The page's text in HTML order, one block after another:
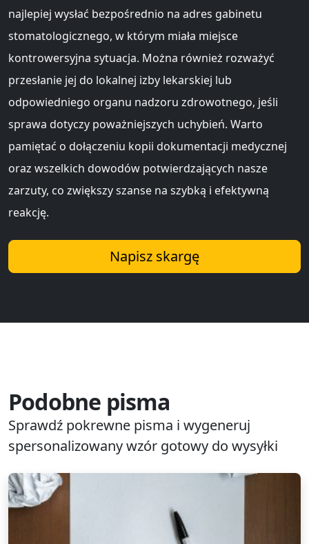
najlepiej wysłać bezpośrednio na adres gabinetu
stomatologicznego, w którym miała miejsce
kontrowersyjna sytuacja. Można również rozważyć
przesłanie jej do lokalnej izby lekarskiej lub
odpowiedniego organu nadzoru zdrowotnego, jeśli
sprawa dotyczy poważniejszych uchybień. Warto
pamiętać o dołączeniu kopii dokumentacji medycznej
oraz wszelkich dowodów potwierdzających nasze
zarzuty, co zwiększy szanse na szybką i efektywną
reakcję.
Napisz skargę
Podobne pisma
Sprawdź pokrewne pisma i wygeneruj
spersonalizowany wzór gotowy do wysyłki